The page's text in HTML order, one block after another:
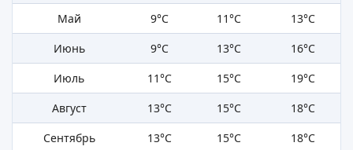
Май
9°C 11°C
13°C
Июнь
9°C 13°C
16°C
Июль
11°C 15°C
19°C
Август
13°C 15°C
18°C
Сентябрь
13°C 15°C
18°C